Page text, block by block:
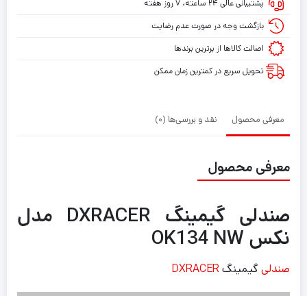
پشتیبانی عالی ۲۴ ساعته، ۷ روز هفته
بازگشت وجه در صورت عدم رضایت
اصالت کالاها از برترین برندها
تحویل سریع در کمترین زمان ممکن
معرفی محصول نقد و بررسی‌ها (0)
معرفی محصول
صندلی گیمینگ DXRACER مدل
نکس OK134 NW
صندلیگیمینگDXRACER